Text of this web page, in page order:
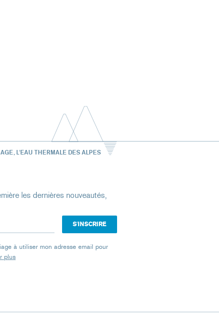
L'EAU THERMALE DES ALPES
les dernières nouveautés,
à utiliser mon adresse email pour
plus